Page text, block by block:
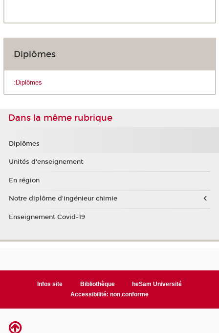
Diplômes
:Diplômes
Dans la même rubrique
Diplômes
Unités d'enseignement
En région
Notre diplôme d'ingénieur chimie
Enseignement Covid-19
Infos site Bibliothèque
heSam Université
Accessibilité: non conforme